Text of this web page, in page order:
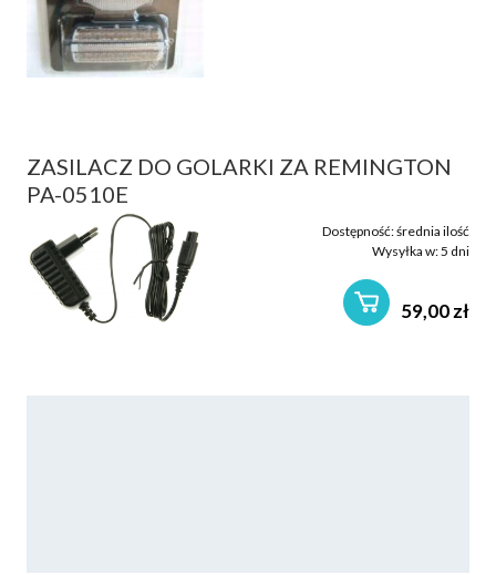
ZASILACZ DO GOLARKI ZA REMINGTON
PA-0510E
Dostępność:średnia ilość
Wysyłka w:5 dni
59,00 zł